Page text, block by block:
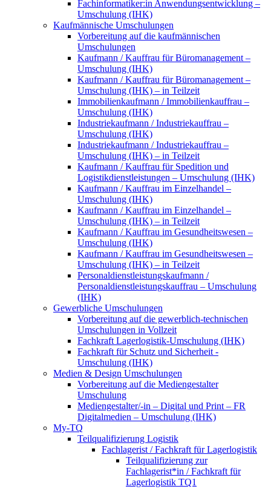
Fachinformatiker:in Anwendungsentwicklung –
Umschulung (IHK)
Kaufmännische Umschulungen
Vorbereitung auf die kaufmännischen
Umschulungen
Kaufmann / Kauffrau für Büromanagement –
Umschulung (IHK)
Kaufmann / Kauffrau für Büromanagement –
Umschulung (IHK) – in Teilzeit
Immobilienkaufmann / Immobilienkauffrau –
Umschulung (IHK)
Industriekaufmann / Industriekauffrau –
Umschulung (IHK)
Industriekaufmann / Industriekauffrau –
Umschulung (IHK) – in Teilzeit
Kaufmann / Kauffrau für Spedition und
Logistikdienstleistungen – Umschulung (IHK)
Kaufmann / Kauffrau im Einzelhandel –
Umschulung (IHK)
Kaufmann / Kauffrau im Einzelhandel –
Umschulung (IHK) – in Teilzeit
Kaufmann / Kauffrau im Gesundheitswesen –
Umschulung (IHK)
Kaufmann / Kauffrau im Gesundheitswesen –
Umschulung (IHK) – in Teilzeit
Personaldienstleistungskaufmann /
Personaldienstleistungskauffrau – Umschulung
(IHK)
Gewerbliche Umschulungen
Vorbereitung auf die gewerblich-technischen
Umschulungen in Vollzeit
Fachkraft Lagerlogistik-Umschulung (IHK)
Fachkraft für Schutz und Sicherheit -
Umschulung (IHK)
Medien & Design Umschulungen
Vorbereitung auf die Mediengestalter
Umschulung
Mediengestalter/-in – Digital und Print – FR
Digitalmedien – Umschulung (IHK)
My-TQ
Teilqualifizierung Logistik
Fachlagerist / Fachkraft für Lagerlogistik
Teilqualifizierung zur
Fachlagerist*in / Fachkraft für
Lagerlogistik TQ1